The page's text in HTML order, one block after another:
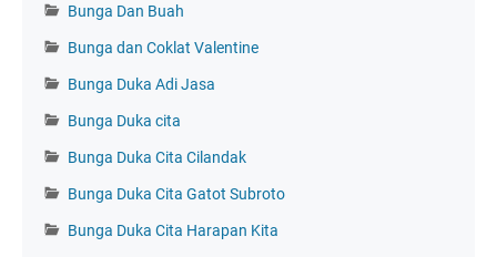
Bunga Dan Buah
Bunga dan Coklat Valentine
Bunga Duka Adi Jasa
Bunga Duka cita
Bunga Duka Cita Cilandak
Bunga Duka Cita Gatot Subroto
Bunga Duka Cita Harapan Kita